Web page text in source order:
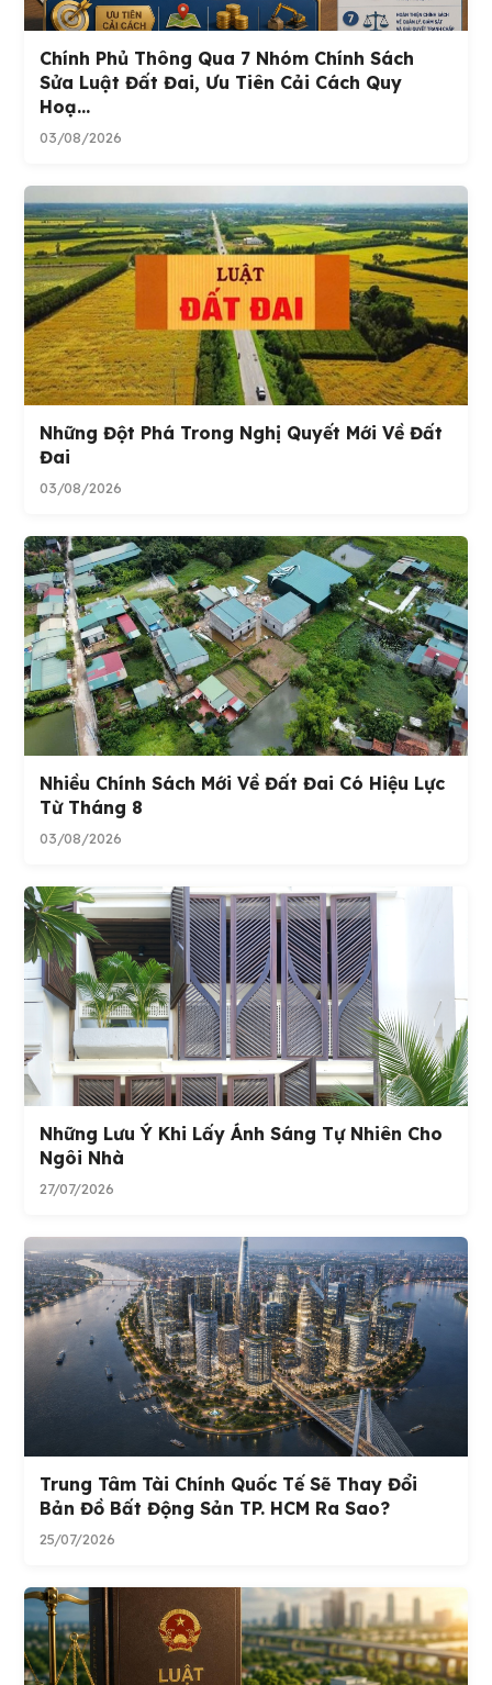
Chính Phủ Thông Qua 7 Nhóm Chính Sách
Sửa Luật Đất Đai, Ưu Tiên Cải Cách Quy
Hoạ...
03/08/2026
Những Đột Phá Trong Nghị Quyết Mới Về Đất
Đai
03/08/2026
Nhiều Chính Sách Mới Về Đất Đai Có Hiệu Lực
Từ Tháng 8
03/08/2026
Những Lưu Ý Khi Lấy Ánh Sáng Tự Nhiên Cho
Ngôi Nhà
27/07/2026
Trung Tâm Tài Chính Quốc Tế Sẽ Thay Đổi
Bản Đồ Bất Động Sản TP. HCM Ra Sao?
25/07/2026